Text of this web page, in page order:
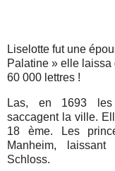
Liselotte fut une
Palatine » elle
60 000 lettres !
Las, en 1693 les
saccagent la ville.
18 ème. Les
Manheim,
Schloss.